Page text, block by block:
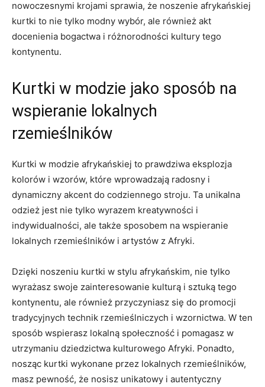
nowoczesnymi krojami sprawia, że noszenie afrykańskiej
kurtki‌ to​ nie tylko modny wybór, ale również akt⁢
docenienia ‍bogactwa i różnorodności kultury tego
kontynentu.
Kurtki w modzie jako sposób na
wspieranie‌ lokalnych
rzemieślników
Kurtki w modzie afrykańskiej to prawdziwa eksplozja
kolorów i wzorów, które⁣ wprowadzają radosny i
dynamiczny akcent do codziennego stroju. Ta unikalna
odzież jest nie ⁢tylko​ wyrazem kreatywności i
indywidualności, ale także sposobem ⁤na wspieranie
lokalnych rzemieślników i artystów z Afryki.
Dzięki noszeniu kurtki w stylu afrykańskim, nie tylko
wyrażasz swoje zainteresowanie kulturą i sztuką tego
kontynentu, ale⁢ również przyczyniasz się do promocji
tradycyjnych technik rzemieślniczych i‌ wzornictwa. W ten
⁣sposób wspierasz lokalną społeczność i pomagasz w
utrzymaniu dziedzictwa ⁢kulturowego Afryki. Ponadto,
nosząc kurtki wykonane przez lokalnych rzemieślników,
masz pewność, że nosisz unikatowy i autentyczny​